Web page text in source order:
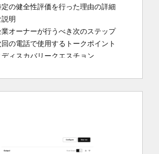
の健全性評価を行った理由の詳細
説明
業オーナーが行うべき次のステップ
回の電話で使用するトークポイント
ディスカバリークエスチョン